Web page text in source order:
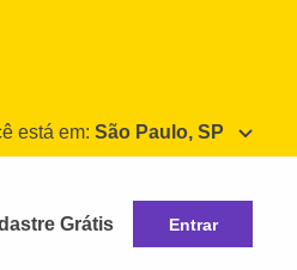
está em: São Paulo, SP
Grátis Entrar